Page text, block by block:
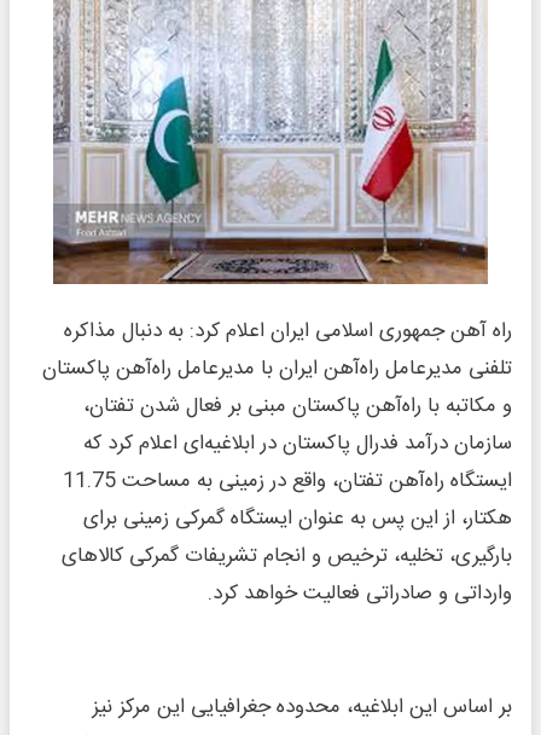
راه آهن جمهوری اسلامی ایران اعلام کرد: به دنبال مذاکره
تلفنی مدیرعامل راه‌آهن ایران با مدیرعامل راه‌آهن پاکستان
و مکاتبه با راه‌آهن پاکستان مبنی بر فعال شدن تفتان،
سازمان درآمد فدرال پاکستان در ابلاغیه‌ای اعلام کرد که
ایستگاه راه‌آهن تفتان، واقع در زمینی به مساحت 11.75
هکتار، از این پس به عنوان ایستگاه گمرکی زمینی برای
بارگیری، تخلیه، ترخیص و انجام تشریفات گمرکی کالاهای
وارداتی و صادراتی فعالیت خواهد کرد.
بر اساس این ابلاغیه، محدوده جغرافیایی این مرکز نیز